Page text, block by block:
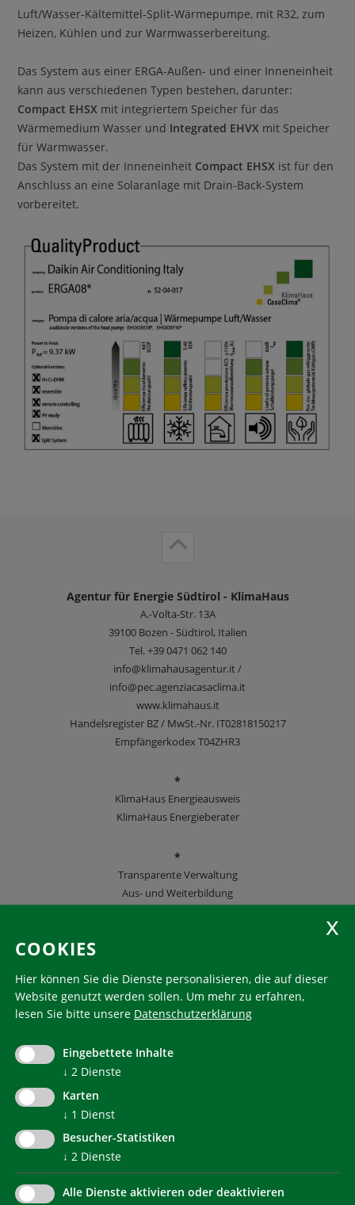
Luft/Wasser-Kältemittel-Split-Wärmepumpe, mit R32, zum
Heizen, Kühlen und zur Warmwasserbereitung.
Das System aus einer ERGA-Außen- und einer Inneneinheit
kann aus verschiedenen Typen bestehen, darunter:
Compact EHSX mit integriertem Speicher für das
Wärmemedium Wasser und Integrated EHVX mit Speicher
für Warmwasser.
Das System mit der Inneneinheit Compact EHSX ist für den
Anschluss an eine Solaranlage mit Drain-Back-System
vorbereitet.
Agentur für Energie Südtirol - KlimaHaus
A.-Volta-Str. 13A
39100 Bozen - Südtirol, Italien
Tel.+39 0471 062 140
info@klimahausagentur.it /
info@pec.agenziacasaclima.it
www.klimahaus.it
Handelsregister BZ / MwSt.-Nr. IT02818150217
Empfängerkodex T04ZHR3
*
KlimaHaus Energieausweis
KlimaHaus Energieberater
*
Transparente Verwaltung
Aus- und Weiterbildung
KlimaHaus ist eine eingetragene Marke. Die Nutzung muss
communication@klimahausagentur.it
© 2022 Agentur für Energie Südtirol - KlimaHaus
COOKIES
Hier können Sie die Dienste personalisieren, die auf dieser
Website genutzt werden sollen. Um mehr zu erfahren,
lesen Sie bitte unsere Datenschutzerklärung
Eingebettete Inhalte
↓ 2 Dienste
Karten
↓ 1 Dienst
Besucher-Statistiken
↓ 2 Dienste
Alle Dienste aktivieren oder deaktivieren